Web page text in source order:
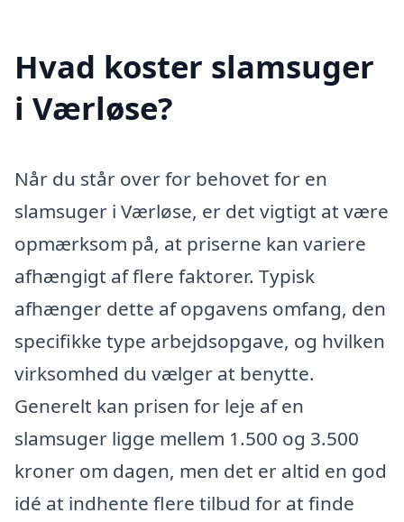
Hvad koster slamsuger
i Værløse?
Når du står over for behovet for en
slamsuger i Værløse, er det vigtigt at være
opmærksom på, at priserne kan variere
afhængigt af flere faktorer. Typisk
afhænger dette af opgavens omfang, den
specifikke type arbejdsopgave, og hvilken
virksomhed du vælger at benytte.
Generelt kan prisen for leje af en
slamsuger ligge mellem 1.500 og 3.500
kroner om dagen, men det er altid en god
idé at indhente flere tilbud for at finde